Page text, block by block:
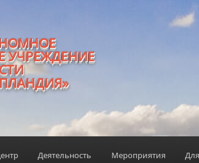
УЧРЕЖДЕНИЕ
Деятельность Мероприятия